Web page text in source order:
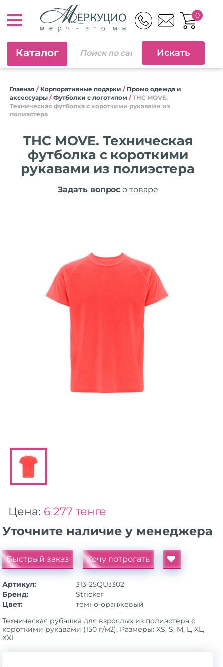
0
Каталог
Главная / Корпоративные подарки / Промо одежда и
аксессуары / Футболки с логотипом / THC MOVE.
Техническая футболка с короткими рукавами из
полиэстера
THC MOVE. Техническая
футболка с короткими
рукавами из полиэстера
Задать вопросо товаре
Цена: 6 277 тенге
Уточните наличие у менеджера
Быстрый заказ Хочу потрогать
Артикул:
313-25QU3302
Бренд:
Stricker
Цвет:
темно-оранжевый
Техническая рубашка для взрослых из полиэстера с
короткими рукавами (150 г/м2). Размеры: XS, S, M, L, XL,
XXL